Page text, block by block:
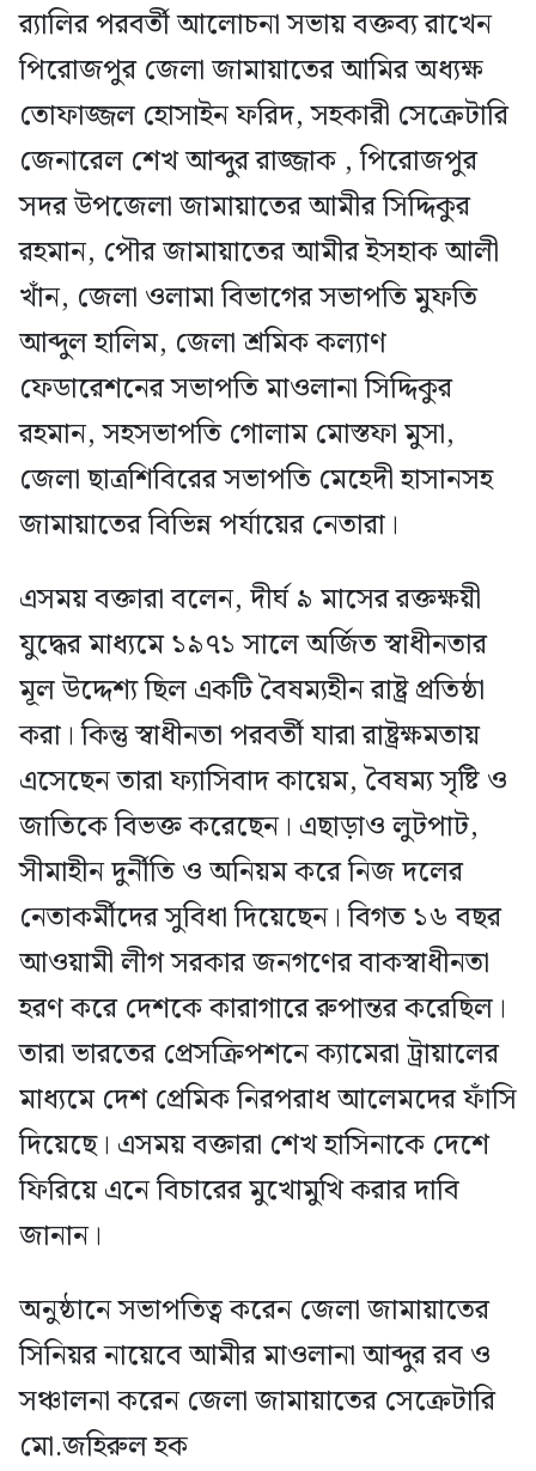
র‌্যালির পরবর্তী আলোচনা সভায় বক্তব্য রাখেন
পিরোজপুর জেলা জামায়াতের আমির অধ্যক্ষ
তোফাজ্জল হোসাইন ফরিদ, সহকারী সেক্রেটারি
জেনারেল শেখ আব্দুর রাজ্জাক , পিরোজপুর
সদর উপজেলা জামায়াতের আমীর সিদ্দিকুর
রহমান, পৌর জামায়াতের আমীর ইসহাক আলী
খাঁন, জেলা ওলামা বিভাগের সভাপতি মুফতি
আব্দুল হালিম, জেলা শ্রমিক কল্যাণ
ফেডারেশনের সভাপতি মাওলানা সিদ্দিকুর
রহমান, সহসভাপতি গোলাম মোস্তফা মুসা,
জেলা ছাত্রশিবিরের সভাপতি মেহেদী হাসানসহ
জামায়াতের বিভিন্ন পর্যায়ের নেতারা।
এসময় বক্তারা বলেন, দীর্ঘ ৯ মাসের রক্তক্ষয়ী
যুদ্ধের মাধ্যমে ১৯৭১ সালে অর্জিত স্বাধীনতার
মূল উদ্দেশ্য ছিল একটি বৈষম্যহীন রাষ্ট্র প্রতিষ্ঠা
করা। কিন্তু স্বাধীনতা পরবর্তী যারা রাষ্ট্রক্ষমতায়
এসেছেন তারা ফ্যাসিবাদ কায়েম, বৈষম্য সৃষ্টি ও
জাতিকে বিভক্ত করেছেন। এছাড়াও লুটপাট,
সীমাহীন দুর্নীতি ও অনিয়ম করে নিজ দলের
নেতাকর্মীদের সুবিধা দিয়েছেন। বিগত ১৬ বছর
আওয়ামী লীগ সরকার জনগণের বাকস্বাধীনতা
হরণ করে দেশকে কারাগারে রুপান্তর করেছিল।
তারা ভারতের প্রেসক্রিপশনে ক্যামেরা ট্রায়ালের
মাধ্যমে দেশ প্রেমিক নিরপরাধ আলেমদের ফাঁসি
দিয়েছে। এসময় বক্তারা শেখ হাসিনাকে দেশে
ফিরিয়ে এনে বিচারের মুখোমুখি করার দাবি
জানান।
অনুষ্ঠানে সভাপতিত্ব করেন জেলা জামায়াতের
সিনিয়র নায়েবে আমীর মাওলানা আব্দুর রব ও
সঞ্চালনা করেন জেলা জামায়াতের সেক্রেটারি
মো.জহিরুল হক